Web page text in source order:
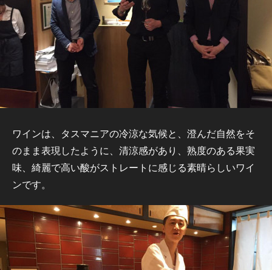
ワインは、タスマニアの冷涼な気候と、澄んだ自然をそ
のまま表現したように、清涼感があり、熟度のある果実
味、綺麗で高い酸がストレートに感じる素晴らしいワイ
ンです。